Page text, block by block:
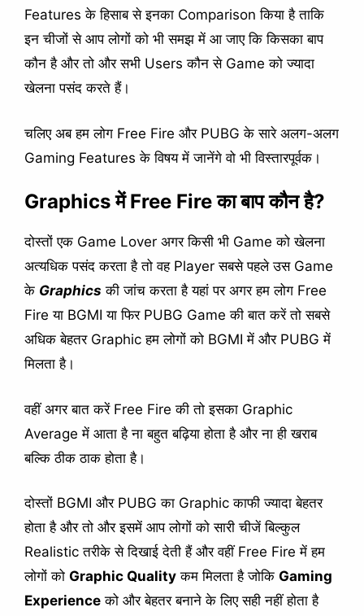
Features के हिसाब से इनका Comparison किया है ताकि
इन चीजों से आप लोगों को भी समझ में आ जाए कि किसका बाप
कौन है और तो और सभी Users कौन से Game को ज्यादा
खेलना पसंद करते हैं।
चलिए अब हम लोग Free Fire और PUBG के सारे अलग-अलग
Gaming Features के विषय में जानेंगे वो भी विस्तारपूर्वक।
Graphics में Free Fire का बाप कौन है?
दोस्तों एक Game Lover अगर किसी भी Game को खेलना
अत्यधिक पसंद करता है तो वह Player सबसे पहले उस Game
के Graphics की जांच करता है यहां पर अगर हम लोग Free
Fire या BGMI या फिर PUBG Game की बात करें तो सबसे
अधिक बेहतर Graphic हम लोगों को BGMI में और PUBG में
मिलता है।
वहीं अगर बात करें Free Fire की तो इसका Graphic
Average में आता है ना बहुत बढ़िया होता है और ना ही खराब
बल्कि ठीक ठाक होता है।
दोस्तों BGMI और PUBG का Graphic काफी ज्यादा बेहतर
होता है और तो और इसमें आप लोगों को सारी चीजें बिल्कुल
Realistic तरीके से दिखाई देती हैं और वहीं Free Fire में हम
लोगों को Graphic Quality कम मिलता है जोकि Gaming
Experience को और बेहतर बनाने के लिए सही नहीं होता है